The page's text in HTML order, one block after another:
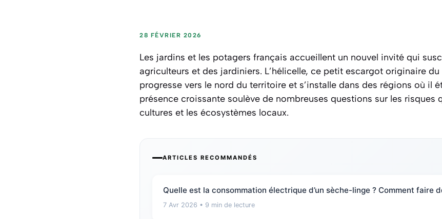
28 FÉVRIER 2026
Les jardins et les potagers français accueillent un nouvel invité qui
agriculteurs et des jardiniers. L’hélicelle, ce petit escargot originaire
progresse vers le nord du territoire et s’installe dans des régions où il
présence croissante soulève de nombreuses questions sur les risques
cultures et les écosystèmes locaux.
ARTICLES RECOMMANDÉS
Quelle est la consommation électrique d’un sèche-linge ? Comment faire
7 Avr 2026 • 9 min de lecture